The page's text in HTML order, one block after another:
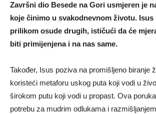
Završni dio Besede na Gori usmjeren je
koje činimo u svakodnevnom životu. Isus
prilikom osude drugih, ističući da će
biti primijenjena i na nas same.
Također, Isus poziva na promišljeno biranje
koristeći metaforu uskog puta koji vodi u
širokom putu koji vodi u propast. Ova
potrebu za mudrim odlukama i